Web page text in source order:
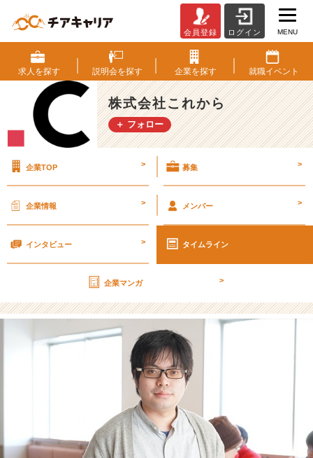
ッ
ク
ダ
ウ
ン
も
て
が。
玉
で
テ
レ
て
い
る
会員登録 ログイン MENU
求人を探す 説明会を探す 企業を探す 就職イベント
株式会社これから
＋ フォロー
企業TOP > 募集 >
企業情報 > メンバー >
インタビュー > タイムライン
企業マンガ >